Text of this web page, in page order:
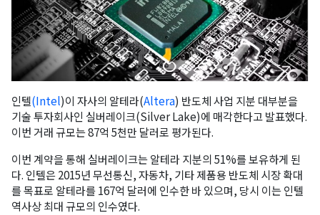
인텔(Intel)이 자사의 알테라(Altera) 반도체 사업 지분 대부분을
기술 투자회사인 실버레이크(Silver Lake)에 매각한다고 발표했다.
이번 거래 규모는 87억 5천만 달러로 평가된다.
이번 계약을 통해 실버레이크는 알테라 지분의 51%를 보유하게 된
다. 인텔은 2015년 무선통신, 자동차, 기타 제품용 반도체 시장 확대
를 목표로 알테라를 167억 달러에 인수한 바 있으며, 당시 이는 인텔
역사상 최대 규모의 인수였다.